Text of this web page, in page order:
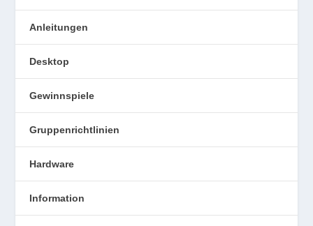
Anleitungen
Desktop
Gewinnspiele
Gruppenrichtlinien
Hardware
Information